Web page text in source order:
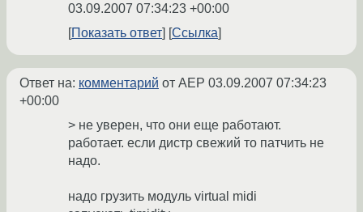
03.09.2007 07:34:23 +00:00
Показать ответ
Ссылка
Ответ на: комментарий от AEP 03.09.2007 07:34:23
+00:00
> не уверен, что они еще работают.
работает. если дистр свежий то патчить не
надо.
надо грузить модуль virtual midi